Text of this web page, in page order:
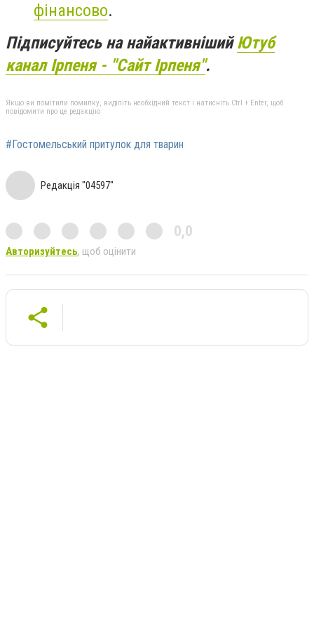
фінансово.
Підписуйтесь на найактивнішийЮтуб
канал Ірпеня - "Сайт Ірпеня".
Якщо ви помітили помилку, виділіть необхідний текст і натисніть Ctrl + Enter, щоб
повідомити про це редакцію
#Гостомельський притулок для тварин
Редакція "04597"
0,0
Авторизуйтесь, щоб оцінити